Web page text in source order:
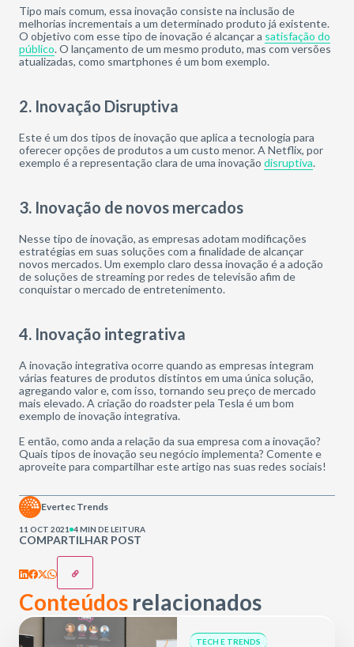
Tipo mais comum, essa inovação consiste na inclusão de
melhorias incrementais a um determinado produto já existente.
O objetivo com esse tipo de inovação é alcançar a satisfação do
público. O lançamento de um mesmo produto, mas com versões
atualizadas, como smartphones é um bom exemplo.
2. Inovação Disruptiva
Este é um dos tipos de inovação que aplica a tecnologia para
oferecer opções de produtos a um custo menor. A Netflix, por
exemplo é a representação clara de uma inovação disruptiva.
3. Inovação de novos mercados
Nesse tipo de inovação, as empresas adotam modificações
estratégias em suas soluções com a finalidade de alcançar
novos mercados. Um exemplo claro dessa inovação é a adoção
de soluções de streaming por redes de televisão afim de
conquistar o mercado de entretenimento.
4. Inovação integrativa
A inovação integrativa ocorre quando as empresas integram
várias features de produtos distintos em uma única solução,
agregando valor e, com isso, tornando seu preço de mercado
mais elevado. A criação do roadster pela Tesla é um bom
exemplo de inovação integrativa.
E então, como anda a relação da sua empresa com a inovação?
Quais tipos de inovação seu negócio implementa? Comente e
aproveite para compartilhar este artigo nas suas redes sociais!
COMPARTILHAR POST
Evertec Trends
11 OCT 2021 4 MIN DE LEITURA
Conteúdos relacionados
TECH E TRENDS